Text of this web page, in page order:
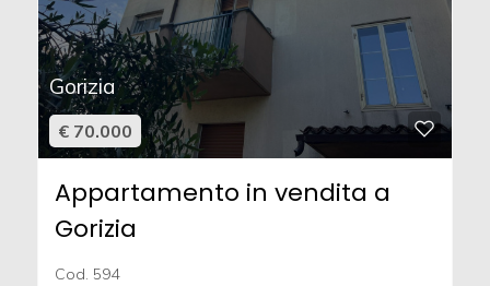
Gorizia
€ 70.000
Appartamento in vendita a
Gorizia
Cod. 594